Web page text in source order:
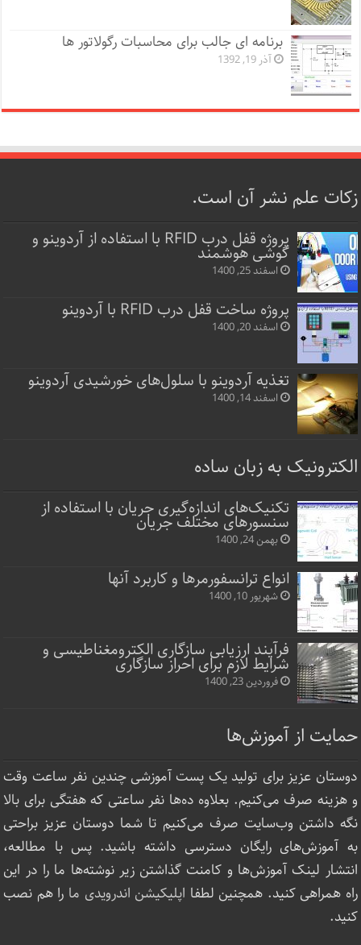
برنامه ای جالب برای محاسبات رگولاتور ها
آذر 19, 1392
زکات علم نشر آن است.
پروژه قفل‌ درب RFID با استفاده از آردوینو و
گوشی هوشمند
اسفند 25, 1400
پروژه ساخت قفل‌ درب RFID با آردوینو
اسفند 20, 1400
تغذیه آردوینو با سلول‌های خورشیدی آردوینو
اسفند 14, 1400
الکترونیک به زبان ساده
تکنیک‌های اندازه‌گیری جریان با استفاده از
سنسورهای مختلف جریان
بهمن 24, 1400
انواع ترانسفورمرها و کاربرد آنها
شهریور 10, 1400
فرآیند ارزیابی سازگاری الکترومغناطیسی و
شرایط لازم برای احراز سازگاری
فروردین 23, 1400
حمایت از آموزش‌ها
دوستان عزیز برای تولید یک پست آموزشی چندین نفر ساعت‌ وقت
و هزینه صرف می‌کنیم. بعلاوه ده‌ها نفر ساعتی که هفتگی برای بالا
نگه داشتن وب‌سایت صرف ‌می‌کنیم تا شما دوستان عزیز براحتی
به آموزش‌های رایگان دسترسی داشته باشید. پس با مطالعه،
انتشار لینک‌ آموزش‌ها و کامنت گذاشتن زیر نوشته‌‌ها ما را در این
راه همراهی کنید. همچنین لطفا اپلیکیشن اندرویدی ما را هم نصب
کنید.